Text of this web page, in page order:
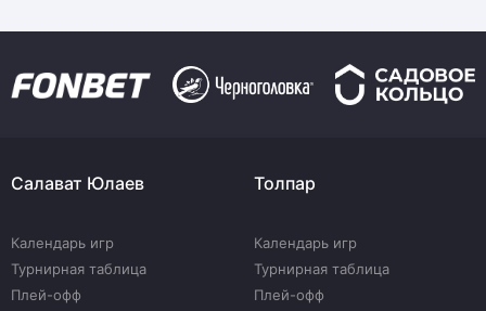
Салават Юлаев
Календарь игр
Турнирная таблица
Плей-офф
Толпар
Календарь игр
Турнирная таблица
Плей-офф